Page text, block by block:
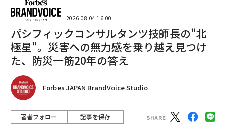
2026.08.04 16:00
パシフィックコンサルタンツ技師長の"北
極星"。災害への無力感を乗り越え見つけ
た、防災一筋20年の答え
Forbes JAPAN BrandVoice Studio
著者フォロー 記事を保存